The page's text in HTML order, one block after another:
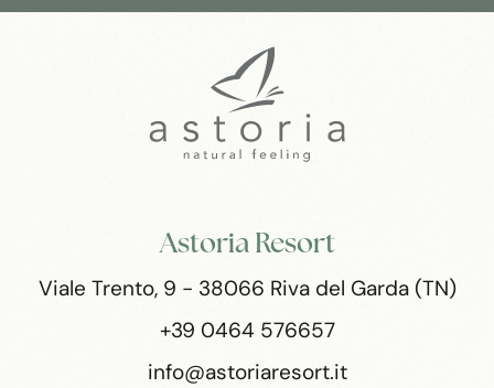
Astoria Resort
Viale Trento, 9 - 38066 Riva del Garda (TN)
+39 0464 576657
info@astoriaresort.it